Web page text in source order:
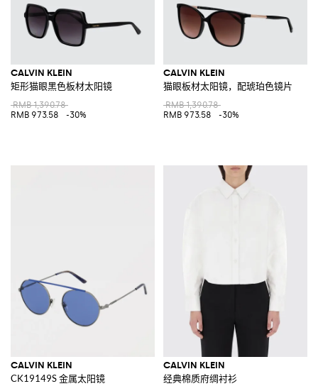
CALVIN KLEIN
矩形猫眼黑色板材太阳镜
RMB 1,390.78
RMB 973.58
-30%
CALVIN KLEIN
猫眼板材太阳镜，配琥珀色镜片
RMB 1,390.78
RMB 973.58
-30%
CALVIN KLEIN
CK19149S 金属太阳镜
CALVIN KLEIN
经典棉质府绸衬衫